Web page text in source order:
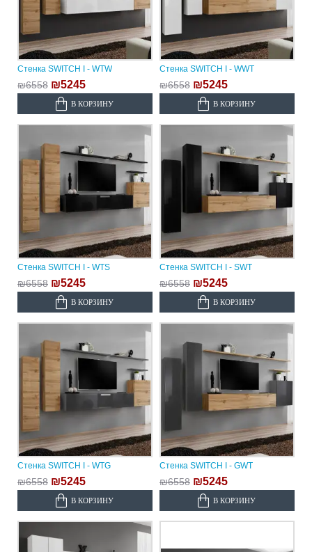
Стенка SWITCH I - WTW
₪6558 ₪5245
В КОРЗИНУ
Стенка SWITCH I - WWT
₪6558 ₪5245
В КОРЗИНУ
Стенка SWITCH I - WTS
₪6558 ₪5245
В КОРЗИНУ
Стенка SWITCH I - SWT
₪6558 ₪5245
В КОРЗИНУ
Стенка SWITCH I - WTG
₪6558 ₪5245
В КОРЗИНУ
Стенка SWITCH I - GWT
₪6558 ₪5245
В КОРЗИНУ